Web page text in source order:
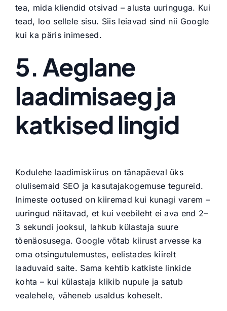
tea, mida kliendid otsivad – alusta uuringuga. Kui
tead, loo sellele sisu. Siis leiavad sind nii Google
kui ka päris inimesed.
5. Aeglane
laadimisaeg ja
katkised lingid
Kodulehe laadimiskiirus on tänapäeval üks
olulisemaid SEO ja kasutajakogemuse tegureid.
Inimeste ootused on kiiremad kui kunagi varem –
uuringud näitavad, et kui veebileht ei ava end 2–
3 sekundi jooksul, lahkub külastaja suure
tõenäosusega. Google võtab kiirust arvesse ka
oma otsingutulemustes, eelistades kiirelt
laaduvaid saite. Sama kehtib katkiste linkide
kohta – kui külastaja klikib nupule ja satub
vealehele, väheneb usaldus koheselt.